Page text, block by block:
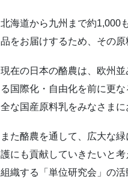
北海道から九州まで約1,000
品をお届けするため、その
現在の日本の酪農は、欧州
る国際化・自由化を前に更
全な国産原料乳をみなさまに
また酪農を通して、広大な
護にも貢献していきたいと
組織する「単位研究会」の